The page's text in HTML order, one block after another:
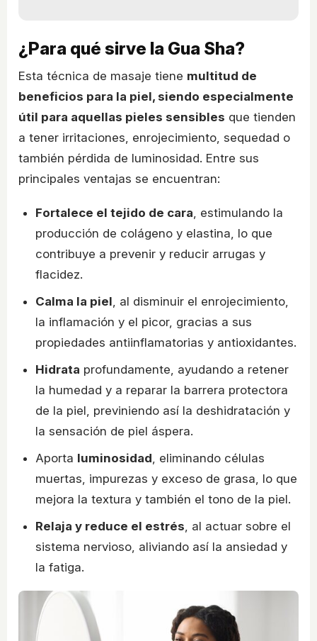
¿Para qué sirve la Gua Sha?
Esta técnica de masaje tiene multitud de
beneficios para la piel, siendo especialmente
útil para aquellas pieles sensibles que tienden
a tener irritaciones, enrojecimiento, sequedad o
también pérdida de luminosidad. Entre sus
principales ventajas se encuentran:
Fortalece el tejido de cara, estimulando la
producción de colágeno y elastina, lo que
contribuye a prevenir y reducir arrugas y
flacidez.
Calma la piel, al disminuir el enrojecimiento,
la inflamación y el picor, gracias a sus
propiedades antiinflamatorias y antioxidantes.
Hidrata profundamente, ayudando a retener
la humedad y a reparar la barrera protectora
de la piel, previniendo así la deshidratación y
la sensación de piel áspera.
Aporta luminosidad, eliminando células
muertas, impurezas y exceso de grasa, lo que
mejora la textura y también el tono de la piel.
Relaja y reduce el estrés, al actuar sobre el
sistema nervioso, aliviando así la ansiedad y
la fatiga.